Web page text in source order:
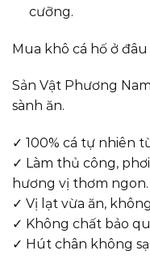
cưỡng.
Mua khô cá hố ở
Sản Vật Phương
sành ăn.
✓ 100% cá tự nhiên
✓ Làm thủ công,
hương vị thơm ngon.
✓ Vị lạt vừa ăn,
✓ Không chất bảo
✓ Hút chân không